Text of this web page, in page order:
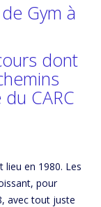
Gym à
dont
CARC
en 1980. Les
pour
avec tout juste